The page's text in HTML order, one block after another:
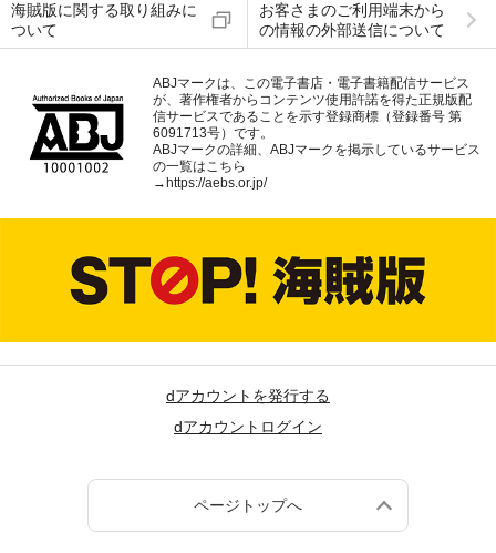
海賊版に関する取り組みに
ついて
お客さまのご利用端末から
の情報の外部送信について
ABJマークは、この電子書店・電子書籍配信サービス
が、著作権者からコンテンツ使用許諾を得た正規版配
信サービスであることを示す登録商標（登録番号 第
6091713号）です。
ABJマークの詳細、ABJマークを掲示しているサービス
の一覧はこちら
→ https://aebs.or.jp/
dアカウントを発行する
dアカウントログイン
ページトップへ